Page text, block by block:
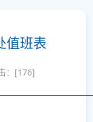
值班表
：[176]